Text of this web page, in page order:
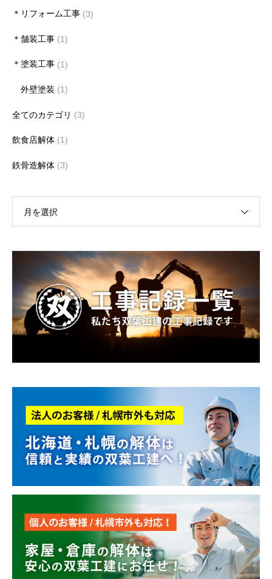
＊リフォーム工事 (3)
＊舗装工事 (1)
＊塗装工事 (1)
外壁塗装 (1)
全てのカテゴリ (3)
飲食店解体 (1)
鉄骨造解体 (3)
月を選択